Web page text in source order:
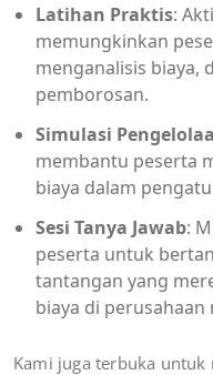
Latihan Praktis:
memungkinkan
menganalisis biaya,
pemborosan.
Simulasi
membantu peserta
biaya dalam
Sesi Tanya Jawab:
peserta untuk
tantangan yang
biaya di perusahaan
Kami juga terbuka